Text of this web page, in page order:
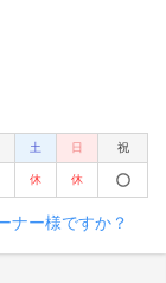
土 日 祝
休 休
ナー様ですか？